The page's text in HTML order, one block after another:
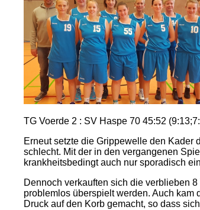
TG Voerde 2 : SV Haspe 70 45:52
Erneut setzte die Grippewelle den Kader
schlecht. Mit der in den vergangenen
krankheitsbedingt auch nur sporadisch
Dennoch verkauften sich die verblieben
problemlos überspielt werden. Auch kam
Druck auf den Korb gemacht, so dass